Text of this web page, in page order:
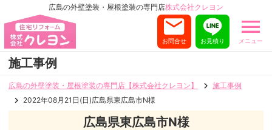
広島の外壁塗装・屋根塗装の専門店株式会社クレヨン
メニュー
お見積り
お問合せ
施工事例
広島の外壁塗装・屋根塗装の専門店【株式会社クレヨン】
施工事例
2022年08月21日(日)広島県東広島市N様
広島県東広島市N様